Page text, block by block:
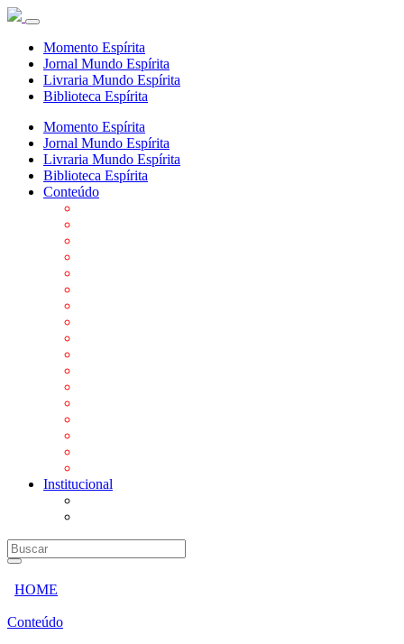
Momento Espírita
Jornal Mundo Espírita
Livraria Mundo Espírita
Biblioteca Espírita
Momento Espírita
Jornal Mundo Espírita
Livraria Mundo Espírita
Biblioteca Espírita
Conteúdo
Institucional
HOME
Conteúdo